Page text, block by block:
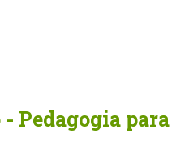
Pedagogia